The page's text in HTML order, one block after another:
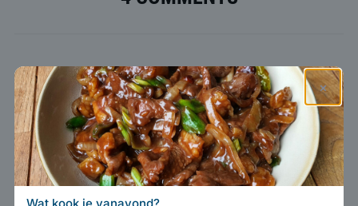
Sophie
10 februari 2026 at 22:05·Antwoord
Mijn partner was helemaal
onder de indruk van deze
×
Wat kook je vanavond?